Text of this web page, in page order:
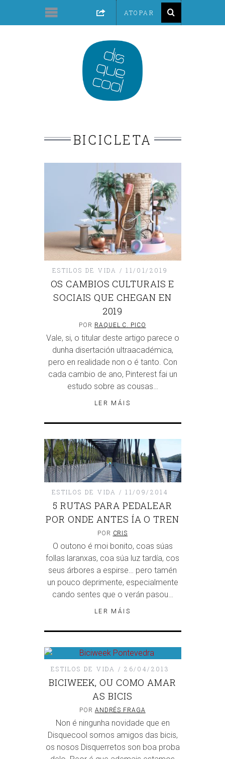
BICICLETA
ESTILOS DE VIDA 11/01/2019
OS CAMBIOS CULTURAIS E
SOCIAIS QUE CHEGAN EN
2019
POR RAQUEL C. PICO
Vale, si, o titular deste artigo parece o
dunha disertación ultraacadémica,
pero en realidade non o é tanto. Con
cada cambio de ano, Pinterest fai un
estudo sobre as cousas…
LER MÁIS
ESTILOS DE VIDA 11/09/2014
5 RUTAS PARA PEDALEAR
POR ONDE ANTES ÍA O TREN
POR CRIS
O outono é moi bonito, coas súas
follas laranxas, coa súa luz tardía, cos
seus árbores a espirse… pero tamén
un pouco deprimente, especialmente
cando sentes que o verán pasou…
LER MÁIS
ESTILOS DE VIDA 26/04/2013
BICIWEEK, OU COMO AMAR
AS BICIS
POR ANDRÉS FRAGA
Non é ningunha novidade que en
Disquecool somos amigos das bicis,
os nosos Disquerretos son boa proba